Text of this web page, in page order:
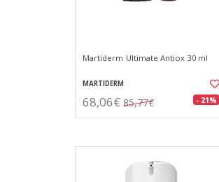
Martiderm Ultimate Antiox 30 ml
MARTIDERM
68,06€ 85,77€ - 21%